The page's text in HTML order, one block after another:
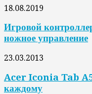
18.08.2019
Игровой
ножное управление
23.03.2013
Acer Iconia Tab
каждому